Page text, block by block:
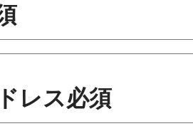
レス必須